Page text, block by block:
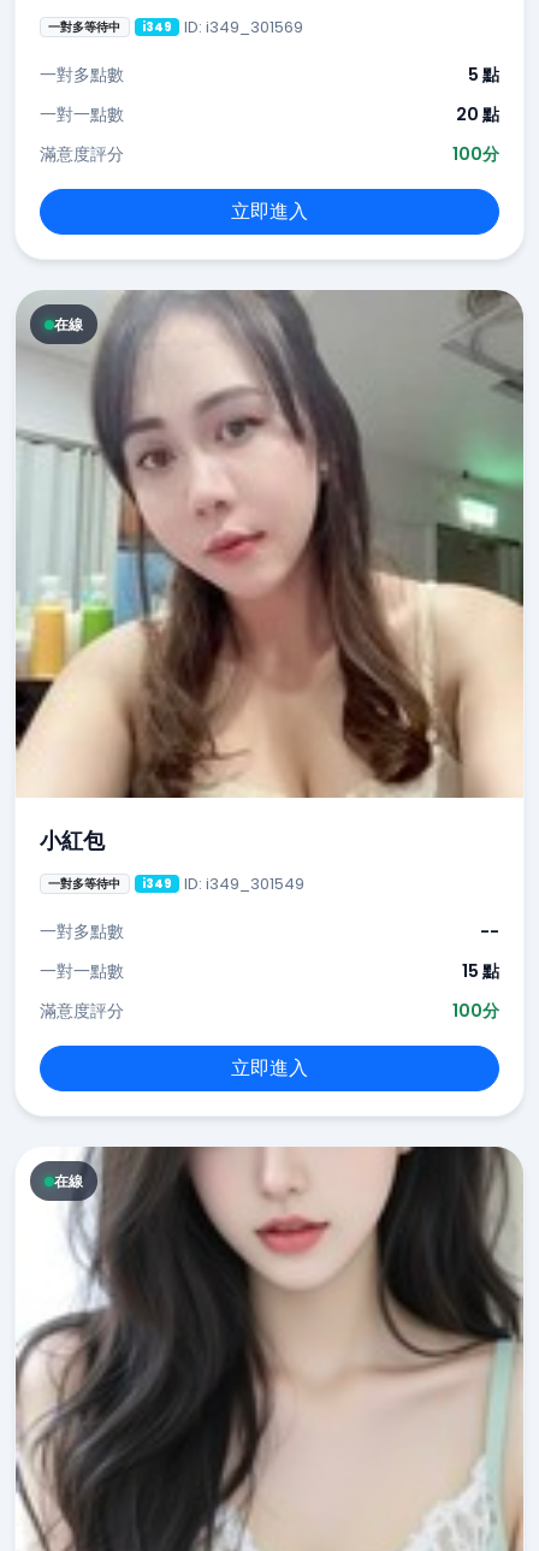
一對多等待中 i349 ID: i349_301569
一對多點數
5 點
一對一點數
20 點
滿意度評分
100分
立即進入
在線
小紅包
一對多等待中 i349 ID: i349_301549
一對多點數
--
一對一點數
15 點
滿意度評分
100分
立即進入
在線